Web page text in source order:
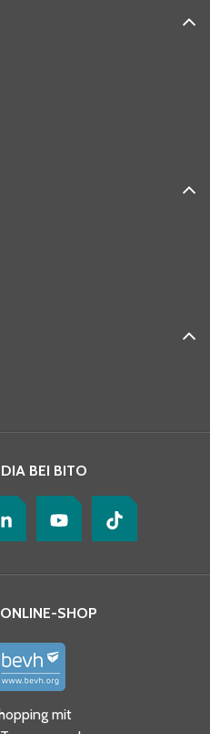
die
gelesen
BEI BITO
SHOP
mit